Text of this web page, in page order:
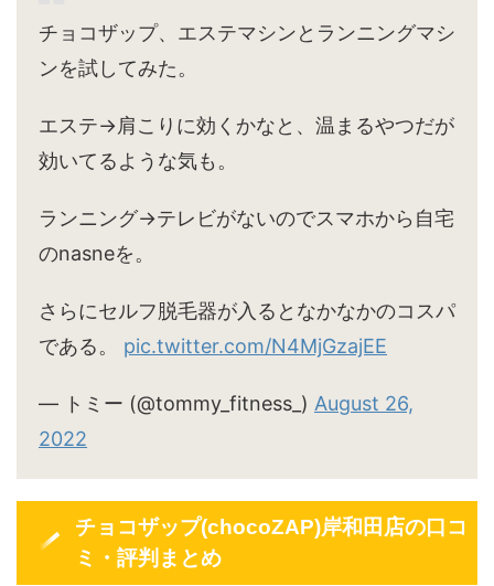
チョコザップ、エステマシンとランニングマシ
ンを試してみた。
エステ→肩こりに効くかなと、温まるやつだが
効いてるような気も。
ランニング→テレビがないのでスマホから自宅
のnasneを。
さらにセルフ脱毛器が入るとなかなかのコスパ
である。 pic.twitter.com/N4MjGzajEE
— トミー (@tommy_fitness_) August 26,
2022
チョコザップ(chocoZAP)岸和田店の口コ
ミ・評判まとめ